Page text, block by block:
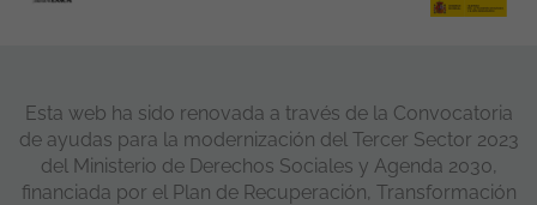
Esta web ha sido renovada a través de la Convocatoria
de ayudas para la modernización del Tercer Sector 2023
del Ministerio de Derechos Sociales y Agenda 2030,
financiada por el Plan de Recuperación, Transformación